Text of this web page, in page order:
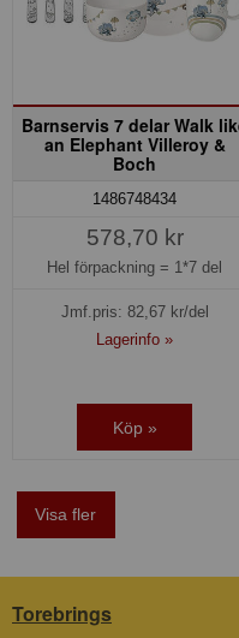
Barnservis 7 delar Walk
an Elephant Villeroy &
Boch
1486748434
578,70 kr
Hel förpackning = 1*7 del
Jmf.pris: 82,67kr/del
Lagerinfo »
Köp »
Visa fler
Torebrings